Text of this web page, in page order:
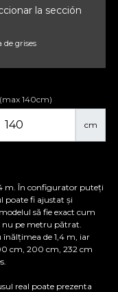
la sección
de grises
cm
140cm)
m. În configurator puteți
poate fi ajustat și
să fie exact cum
nu pe metru pătrat.
de 1,4 m, iar
cm, 200 cm, 232 cm
real poate prezenta